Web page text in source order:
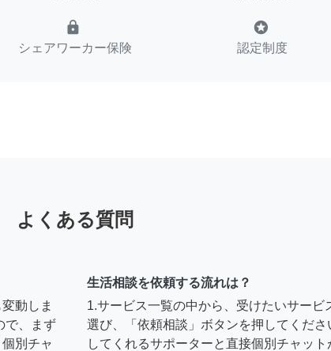
lock
シェアワーカー保険
stars
認定制度
よくある質問
動しま
で、まず
別チャ
生活相談を依頼する流れは？
1.サービス一覧の中から、受けたいサービ
選び、「依頼相談」ボタンを押してくださ
してくれるサポーターと直接個別チャッ